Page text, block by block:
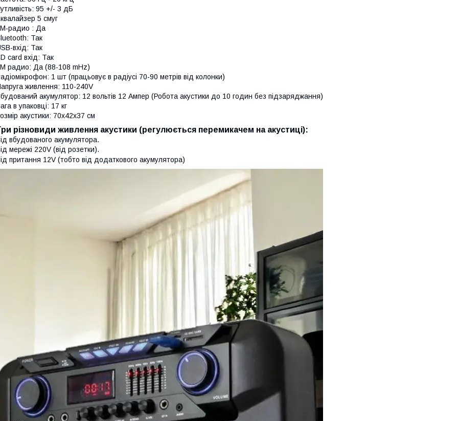
95 +/- 3 дБ
5 смуг
радио : Да
Так
вхід: Так
card вхід: Так
радио: Да (88-108 mHz)
1 шт (працьовує в радіусі 70-90 метрів від колонки)
живлення: 110-240V
акумулятор: 12 вольтів 12 Ампер (Робота акустики до 10 годин без підзаряджання)
в упаковці: 17 кг
акустики: 70х42х37 см
різновиди живлення акустики (регулюється перемикачем на акустиці):
вбудованого акумулятора.
мережі 220V (від розетки).
притання 12V (тобто від додаткового акумулятора)